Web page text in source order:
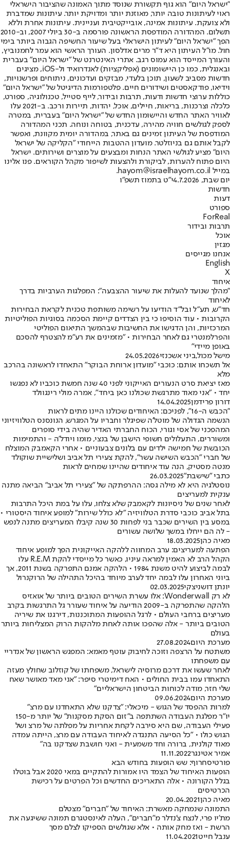
"ישראל היום" הוא גוף תקשורת שנוסד מתוך האמונה שהציבור הישראלי
ראוי לעיתונות טובה יותר, מאוזנת יותר ומדויקת יותר. עיתונות שמדברת
ולא צועקת. עיתונות אמינה, אובייקטיבית ועניינית. עיתונות אחרת וללא
תשלום. המהדורה המודפסת הראשונה פורסמה ב-30 ביולי 2007, וב-2010
הפך "ישראל היום" לעיתון הישראלי בעל שיעור החשיפה הגבוה ביותר בימי
חול. מו"ל העיתון היא ד"ר מרים אדלסון. העורך הראשי הוא עמר לחמנוביץ,
והעורך המייסד הוא עמוס רגב. אתרי האינטרנט של "ישראל היום" בעברית
ובאנגלית, כמו כן היישומונים (אפליקציות) לאנדרואיד ול-iOS, מציגים
חדשות מסביב לשעון, תוכן בלעדי, מבזקים ועדכונים, ניתוחים ופרשנויות,
וידיאו, פודקאסטים ושידורים חיים. פלטפורמות הדיגיטל של "ישראל היום"
כוללות ערוצי חדשות ודעות, תרבות ובידור, לייף סטייל, טכנולוגיה, ספורט,
כלכלה וצרכנות, בריאות, חיילים, אוכל, יהדות, תיירות ורכב. ב-2021 עלו
לאוויר האתר החדש והיישומון החדש של "ישראל היום" בעברית, במטרה
לספק לגולשים חוויה מהירה, עדכנית, בטוחה ונוחה. תכני המהדורה
המודפסת של העיתון זמינים גם באתר, במהדורה יומית מקוונת, ואפשר
לקבל אותם גם בניוזלטר. מועדון ההטבות הייחודי "הקליקה של ישראל
היום" מציע לגולשי האתר הנחות ומבצעים על מוצרים ושירותים. ישראל
היום פתוח להערות, לביקורת ולהצעות לשיפור מקהל הקוראים. פנו אלינו
במייל hayom@israelhayom.co.il.
יום שבת, 4.7.2026
י"ט בתמוז תשפ"ו
חדשות
דעות
ספורט
ForReal
תרבות ובידור
אוכל
מגזין
אנחנו מגייסים
English
X
איחוד
"מהלך שנועד להעלות את שיעור ההצבעה": המפלגות הערביות בדרך
לאיחוד
חד"ש, תע"ל ובל"ד הודיעו על רשימה משותפת טכנית לקראת הבחירות
הקרובות • עוד הוסיפו כי בין הצדדים קיימת הסכמה בסוגיות הפוליטיות
המרכזיות, והן הדגישו את החשיבות שבהמשך התיאום הפוליטי
והפרלמנטרי גם לאחר הבחירות • "מזמינים את רע"מ להצטרף להסכם
באופן מיידי"
מישל מכול,ביני אשכנזי24.05.2026
אל תשכחו אותם: כוכבי "מועדון ארוחת הבוקר" התאחדו לראשונה בהרכב
מלא
מאז יציאת סרט הנעורים האייקוני לפני 40 שנה חמשת כוכביו לא נפגשו
יחד • "אני מאוד מתרגשת שכולנו כאן ביחד", אמרה מולי רינגוולד
דורון פרידמן14.04.2025
"הכבש ה-16", לפניכם: האיחודים שכולנו היינו מתים לראות
הנשמה הגדולה של מוטל'ה שפיגלר וחבריו על המגרש, הנונסנס הטלוויזיוני
המהפכני של אסי וגורי, הכוח החברתי האדיר שהיה בידי סופרים
ומשוררים, התעלולים חשופי הישבן של בנצי, מומו ויודל'ה - והתמימות
הכובשת של חמישה ילדים עם בלונים צבעוניים • אחרי הקאמבק המוצלח
של חברי "הכבש השישה עשר", להקת צעירי תל אביב ושלישיית שוקולד
מנטה מסטיק, הנה עוד איחודים שהיינו שמחים לראות
כתבי "שישבת"26.03.2025
נוסטלגיה היא לא מילה גסה: ההרפתקה של "צעירי תל אביב" הביאה מתנה
ענקית למעריצים
לאחר שנים של ניסיונות לקאמבק שלא צלחו, עלו על במת היכל התרבות
בתל אביב כוכבי סדרת הטלוויזיה "לא כולל שירות" למופע איחוד היסטורי •
במסע בין השירים שכבר בני לפחות 30 שנה קיבלו המעריצים מתנה לנפש
- לה הם ייחלו במשך שלושה עשורים
מאיה כהן18.03.2025
הפתעה למעריצים: ערב המחווה ללהקה האייקונית הפך למופע איחוד
הקהל הרב לא האמין למראה עיניו, כאשר כל מייסדי להקת R.E.M עלו
לבמה לביצוע להיט משנת 1984 • הלהקה אמנם התפרקה בשנת 2011, אך
ביוני האחרון עלו לבמה יחד לערב מיוחד בהיכל התהילה של הרוקנרול
יונתן דושניצקי02.03.2025
לא רק Wonderwall: אלו עשרת השירים הטובים ביותר של אואזיס
הלהקה שהתפרקה ב-2009 הודיעה על איחוד שעורר גל התרגשות בקרב
מעריצים ברחבי העולם • לרגל ההופעות המתוכננות, דירגנו את שיריה
הטובים ביותר - אלה שהפכו אותה לאחת מלהקות הרוק המצליחות ביותר
בעולם
מערכת היום27.08.2024
משתטח על הרצפה וזוכה לחיבוק עוטף מאמא: המפגש הראשון של אנדריי
עם משפחתו
לאחר שעשו את דרכם מרוסיה לישראל, משפחתו של קוזלוב שחולץ מעזה
התאחדו עמו בבית החולים • האח דימיטרי סיפר: "אני מאד מאושר שאח
שלי חזר, מודה לכוחות הביטחון הישראליים"
מערכת היום09.06.2024
למרות ההפסד של הגוש - מיכאלי: "צדקנו שלא התאחדנו עם מרצ"
יו"ר מפלגת העבודה השתתפה ב"זום הסקת מסקנות" של יותר מ-150
פעילי העבודה, שם היא סירבה לקחת אחריות על מפלתה של מרצ ושל
הגוש כולו • "כל הסיעה התנגדה לאיחוד העבודה עם מרצ, הייתה עמדה
מאוד קולנית, ברורה וחד משמעית - ואני חושבת שצדקנו בה"
אמיר אטינגר11.11.2022
פורטיסחרוף: שש הופעות בחודש הבא
הופעות האיחוד של הצמד היו אמורות להתקיים במאי 2020 אבל בוטלו
בגלל הקורונה • אלה התאריכים החדשים וכל הפרטים על רכישת
הכרטיסים
מאיה כהן20.04.2021
התמונה שנמחקה מאשרת: האיחוד של "חברים" מצטלם
מת'יו פרי, לנצח צ'נדלר מ"חברים", העלה לאינסטגרם תמונה ששיגעה את
הרשת - ואז מחק אותה • אלא שגולשים הספיקו לצלם מסך
ענבל חייט11.04.2021